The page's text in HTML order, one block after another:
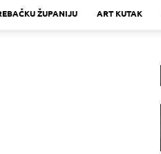
ŽUPANIJU ART KUTAK